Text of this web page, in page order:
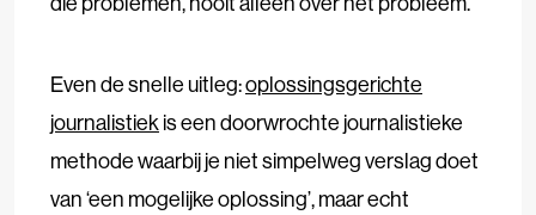
Even de snelle uitleg:oplossingsgerichte
journalistiekis een doorwrochte journalistieke
methode waarbij je niet simpelweg verslag doet
van ‘een mogelijke oplossing’, maar echt